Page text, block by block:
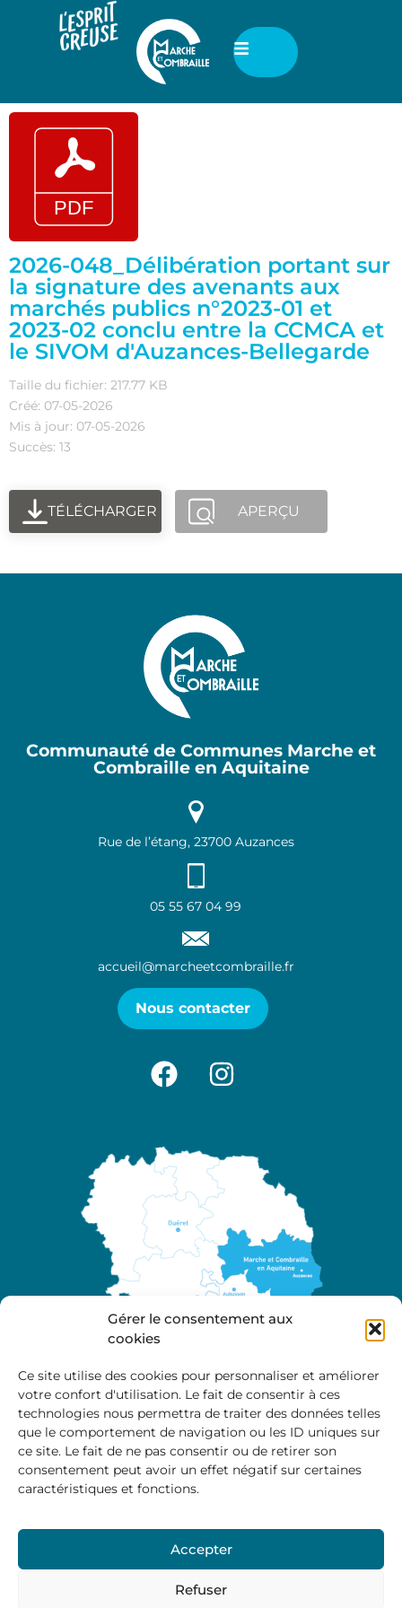
Gérer le consentement aux
cookies
Ce site utilise des cookies pour personnaliser et améliorer
votre confort d'utilisation. Le fait de consentir à ces
technologies nous permettra de traiter des données telles
que le comportement de navigation ou les ID uniques sur
ce site. Le fait de ne pas consentir ou de retirer son
consentement peut avoir un effet négatif sur certaines
caractéristiques et fonctions.
Accepter
Refuser
2026-048_Délibération portant sur
la signature des avenants aux
marchés publics n°2023-01 et
2023-02 conclu entre la CCMCA et
le SIVOM d'Auzances-Bellegarde
Taille du fichier: 217.77 KB
Créé: 07-05-2026
Mis à jour: 07-05-2026
Succès: 13
TÉLÉCHARGER APERÇU
Communauté de Communes Marche et
Combraille en Aquitaine
Rue de l’étang, 23700 Auzances
05 55 67 04 99
accueil@marcheetcombraille.fr
Nous contacter
A propos
Site officiel de la Communauté de Communes
Marche et Combraille en Aquitaine
Horaires d’ouverture :
9:00 – 12:00 / 14:00 – 17:00
Vendredi: 9:00 – 12:00